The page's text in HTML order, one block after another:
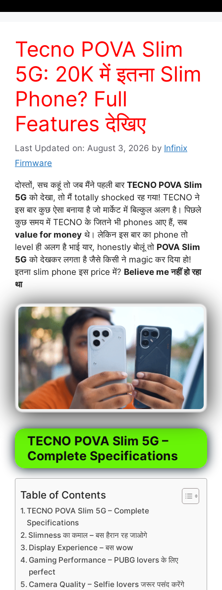
Tecno POVA Slim
5G: 20K में इतना Slim
Phone? Full
Features देखिए
Last Updated on: August 3, 2026 by Infinix
Firmware
दोस्तों, सच कहूं तो जब मैंने पहली बार TECNO POVA Slim
5G को देखा, तो मैं totally shocked रह गया! TECNO ने
इस बार कुछ ऐसा बनाया है जो मार्केट में बिल्कुल अलग है। पिछले
कुछ समय में TECNO के जितने भी phones आए हैं, सब
value for money थे। लेकिन इस बार का phone तो
level ही अलग है भाई यार, honestly बोलूं तो POVA Slim
5G को देखकर लगता है जैसे किसी ने magic कर दिया हो!
इतना slim phone इस price में? Believe me नहीं हो रहा
था
TECNO POVA Slim 5G –
Complete Specifications
Table of Contents
TECNO POVA Slim 5G – Complete
Specifications
Slimness का कमाल – बस हैरान रह जाओगे
Display Experience – बस wow
Gaming Performance – PUBG lovers के लिए
perfect
Camera Quality – Selfie lovers जरूर पसंद करेंगे